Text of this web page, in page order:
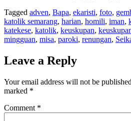
Tagged adven, Bapa, ekaristi, foto,
katolik semarang, harian, homili, iman,
katekese, katolik, keuskupan,
mingguan, misa, paroki, renungan,
Leave a Reply
Your email address will not be
marked *
Comment *